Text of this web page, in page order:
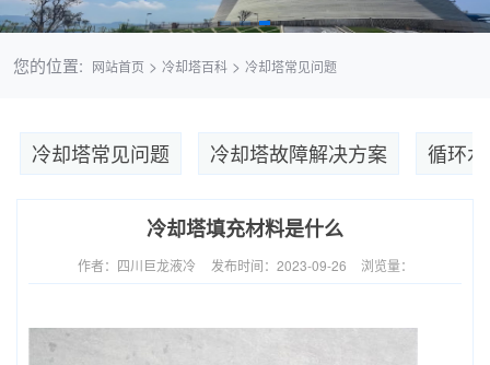
您的位置: 网站首页 > 冷却塔百科> 冷却塔常见问题
冷却塔常见问题 冷却塔故障解决方案 循环
冷却塔填充材料是什么
作者：四川巨龙液冷 发布时间：2023-09-26 浏览量：